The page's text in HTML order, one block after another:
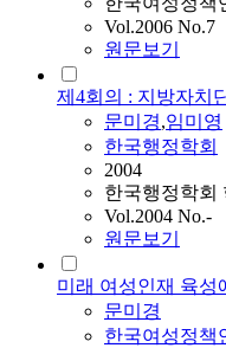
Vol.2006 No.7
원문보기
제4회의 : 지방자치
문미경,임미영
한국행정학회
2004
한국행정학회
Vol.2004 No.-
원문보기
미래 여성인재 육성
문미경
한국여성정책